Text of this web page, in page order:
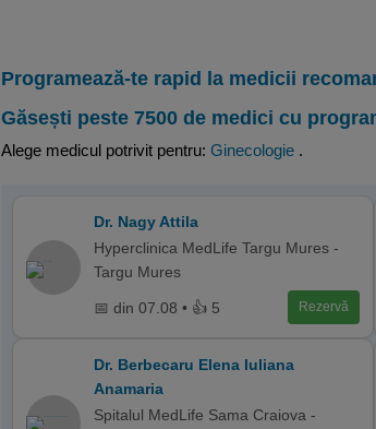
Programează-te rapid la medicii
Găsești peste 7500 de medici cu
Alege medicul potrivit pentru: Ginecologie .
Dr. Nagy Attila
Hyperclinica MedLife Targu Mures -
Targu Mures
📅 din 07.08 • 👍 5 Rezervă
Dr. Berbecaru Elena Iuliana
Anamaria
Spitalul MedLife Sama Craiova -